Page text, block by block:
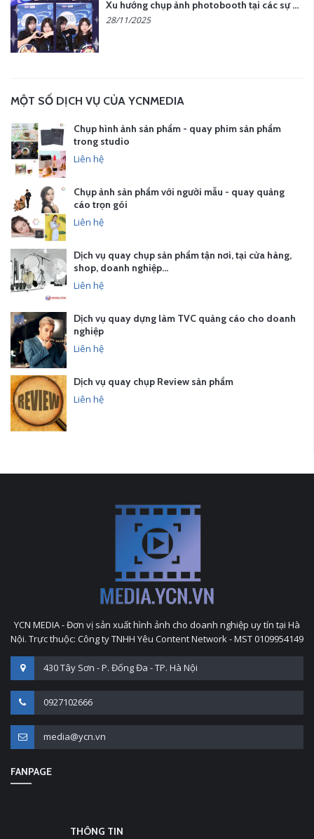
Xu hướng chụp ảnh photobooth tại các sự kiện hiện nay
28/11/2025
MỘT SỐ DỊCH VỤ CỦA YCNMEDIA
Chụp hình ảnh sản phẩm - quay phim sản phẩm
trong studio
Liên hệ
Chụp ảnh sản phẩm với người mẫu - quay quảng
cáo trọn gói
Liên hệ
Dịch vụ quay chụp sản phẩm tận nơi, tại cửa hàng,
shop, doanh nghiệp…
Liên hệ
Dịch vụ quay dựng làm TVC quảng cáo cho doanh
nghiệp
Liên hệ
Dịch vụ quay chụp Review sản phẩm
Liên hệ
YCN MEDIA - Đơn vị sản xuất hình ảnh cho doanh nghiệp uy tín tại Hà
Nội. Trực thuộc: Công ty TNHH Yêu Content Network - MST 0109954149
430 Tây Sơn - P. Đống Đa - TP. Hà Nội
0927102666
media@ycn.vn
FANPAGE
THÔNG TIN